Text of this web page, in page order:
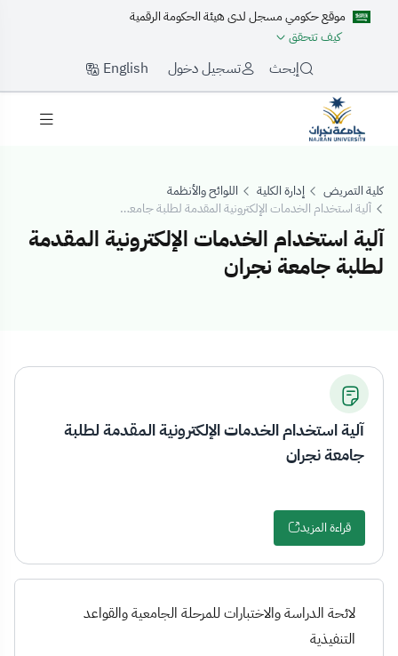
موقع حكومي مسجل لدى هيئة الحكومة الرقمية
كيف تتحقق
إبحث تسجيل دخول English
كلية التمريض إدارة الكلية
اللوائح والأنظمة
آلية استخدام الخدمات الإلكترونية المقدمة لطلبة جامعة نجران
آلية استخدام الخدمات الإلكترونية المقدمة
لطلبة جامعة نجران
آلية استخدام
لائحة الدراسة والاختبارات للمرحلة الجامعية والقواعد
التنفيذية
آلية استخدام الخدمات الإلكترونية المقدمة لطلبة
جامعة نجران
قراءة المزيد